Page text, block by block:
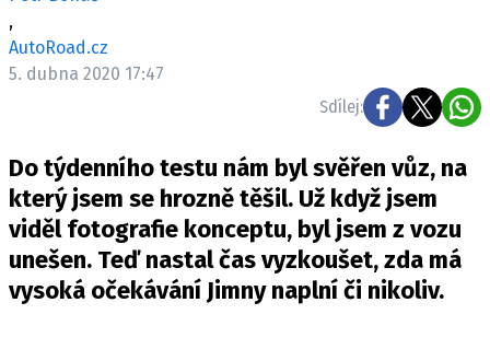
TESTY ELEKTROMOBILŮ
RALLY
OSTATNÍ
TISKOVKY
ROZHOVORY
,
AutoRoad.cz
5. dubna 2020 17:47
Sdílej:
Do týdenního testu nám byl svěřen vůz, na
který jsem se hrozně těšil. Už když jsem
viděl fotografie konceptu, byl jsem z vozu
unešen. Teď nastal čas vyzkoušet, zda má
vysoká očekávání Jimny naplní či nikoliv.